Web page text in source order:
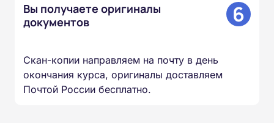
Вы получаете оригиналы
документов
6
Скан-копии направляем на почту в день
окончания курса, оригиналы доставляем
Почтой России бесплатно.